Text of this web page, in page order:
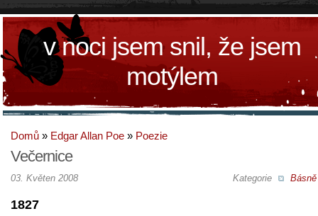
v noci jsem snil, že jsem
motýlem
Domů » Edgar Allan Poe » Poezie
Večernice
Kategorie
03. Květen 2008
1827